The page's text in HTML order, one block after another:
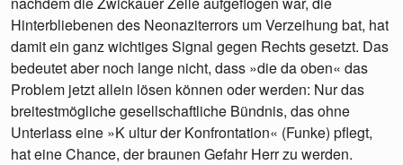
Hinterbliebenen des Neonaziterrors um Verzeihung bat, hat
damit ein ganz wichtiges Signal gegen Rechts gesetzt. Das
bedeutet aber noch lange nicht, dass »die da oben« das
Problem jetzt allein lösen können oder werden: Nur das
breitestmögliche gesellschaftliche Bündnis, das ohne
Unterlass eine »K ultur der Konfrontation« (Funke) pflegt,
hat eine Chance, der braunen Gefahr Herr zu werden.